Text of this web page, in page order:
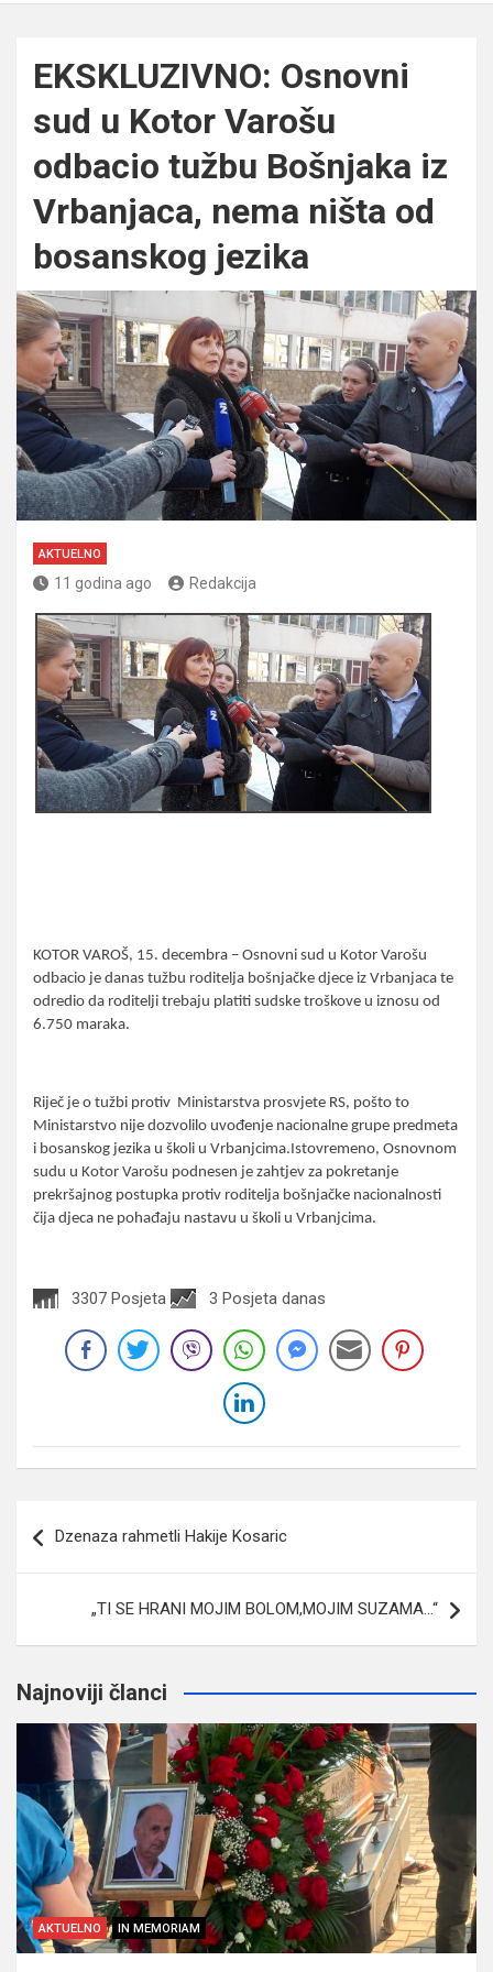
EKSKLUZIVNO: Osnovni
sud u Kotor Varošu
odbacio tužbu Bošnjaka iz
Vrbanjaca, nema ništa od
bosanskog jezika
AKTUELNO
11 godina ago Redakcija
KOTOR VAROŠ, 15. decembra – Osnovni sud u Kotor Varošu
odbacio je danas tužbu roditelja bošnjačke djece iz Vrbanjaca te
odredio da roditelji trebaju platiti sudske troškove u iznosu od
6.750 maraka.
Riječ je o tužbi protiv Ministarstva prosvjete RS, pošto to
Ministarstvo nije dozvolilo uvođenje nacionalne grupe predmeta
i bosanskog jezika u školi u Vrbanjcima. Istovremeno, Osnovnom
sudu u Kotor Varošu podnesen je zahtjev za pokretanje
prekršajnog postupka protiv roditelja bošnjačke nacionalnosti
čija djeca ne pohađaju nastavu u školi u Vrbanjcima.
3307 Posjeta 3 Posjeta danas
članaka
Dzenaza rahmetli Hakije Kosaric
„TI SE HRANI MOJIM BOLOM,MOJIM SUZAMA…“
Najnoviji članci
AKTUELNO IN MEMORIAM